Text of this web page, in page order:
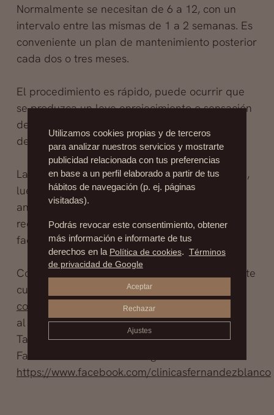
Normalmente se necesitan de 6 a 12, con un
intervalo entre las mismas de 1 a 2 semanas. Es
conveniente un plan de mantenimiento posterior
cada dos o tres meses.
El procedimiento es rápido, puede ocurrir que
se produzca un leve enrojecimiento o sensación
de piel tirante, que desaparece pocas horas
después.
La piel se verá más joven, suave, tersa y limpia,
luego del tratamiento. Es muy recomendable
antes del verano ya que prepara la piel para
recibir los rayos del sol. Siempre ha que usar
factores de protección para evitar manchas.
Consulta con nuestras asesoras de estética ante
cualquier duda a
contacto@drfernandezblanco.com
al 915 54 09 24.
También puedes dejar tu consulta en nuestro
Facebook entrando en el siguiente enlace
https://www.facebook.com/clinicasfernandezblanco
Utilizamos cookies propias y de terceros
para analizar nuestros servicios y mostrarte
publicidad relacionada con tus preferencias
en base a un perfil elaborado a partir de tus
hábitos de navegación (p. ej. páginas
visitadas).
Podrás revocar este consentimiento, obtener
más información e informarte de tus
derechos en la Política de cookies. Términos
de privacidad de Google
Aceptar
Rechazar
Ajustes